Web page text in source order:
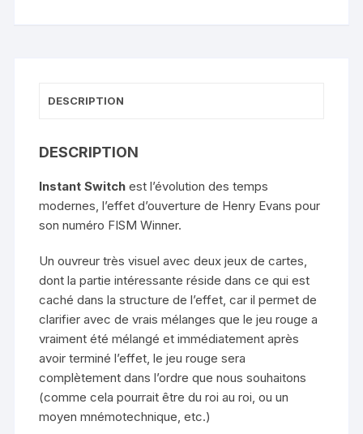
DESCRIPTION
DESCRIPTION
Instant Switch est l’évolution des temps
modernes, l’effet d’ouverture de Henry Evans pour
son numéro FISM Winner.
Un ouvreur très visuel avec deux jeux de cartes,
dont la partie intéressante réside dans ce qui est
caché dans la structure de l’effet, car il permet de
clarifier avec de vrais mélanges que le jeu rouge a
vraiment été mélangé et immédiatement après
avoir terminé l’effet, le jeu rouge sera
complètement dans l’ordre que nous souhaitons
(comme cela pourrait être du roi au roi, ou un
moyen mnémotechnique, etc.)